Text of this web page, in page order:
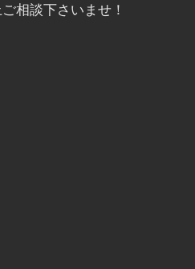
相談下さいませ！